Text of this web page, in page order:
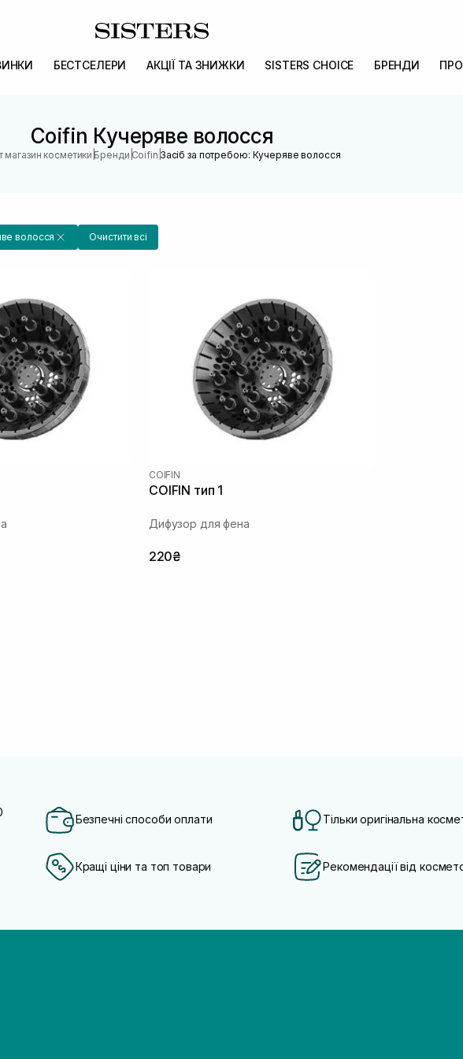
БЕСТСЕЛЕРИ АКЦІЇ ТА ЗНИЖКИ SISTERS CHOICE БРЕНДИ
Coifin Кучеряве волосся
магазин косметики |Бренди |Coifin |Засіб за потребою: Кучеряве волосся
волосся Очистити всі
COIFIN
COIFIN тип 1
Дифузор для фена
220₴
Безпечні способи оплати Тільки оригінальна
Кращі ціни та топ товари Рекомендації від